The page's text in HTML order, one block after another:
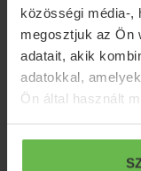
közösségi média-,
megosztjuk az Ön
adatait, akik
adatokkal,
Ön által használt
Dinosaurier-
Weiter